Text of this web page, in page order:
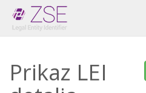
Prikaz LEI